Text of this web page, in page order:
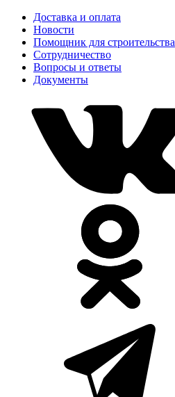
Доставка и оплата
Новости
Помощник для строительства
Сотрудничество
Вопросы и ответы
Документы